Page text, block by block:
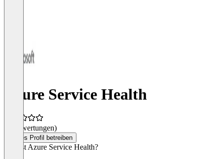
Azure Service Health
(0 Bewertungen)
Dieses Profil betreiben
Was ist Azure Service Health?